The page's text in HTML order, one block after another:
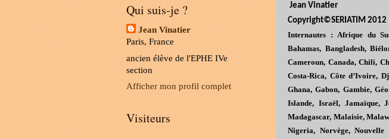
JeanVinatier
Copyright©SERIATIM 2012
Internautes : Afrique du
Bahamas, Bangladesh,
Cameroun, Canada, Chili,
Costa-Rica, Côte d’Ivoire,
Ghana, Gabon, Gambie,
Islande, Israël, Jamaïque,
Madagascar, Malaisie,
Nigeria, Norvège, Nouvelle
Qui suis-je ?
Jean Vinatier
Paris, France
ancien élève de l'EPHE IVe
section
Afficher mon profil complet
Visiteurs